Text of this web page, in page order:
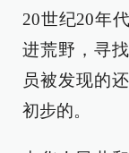
20世纪20年
进荒野，寻
员被发现的
初步的。